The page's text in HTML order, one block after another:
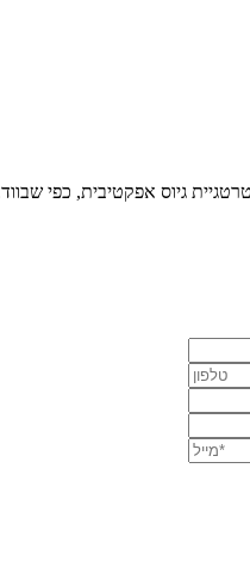
גיוס אפקטיבית, כפי